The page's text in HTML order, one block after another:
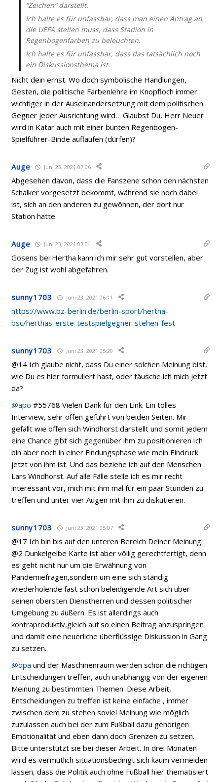
“Zeichen” darstellt.
Ich halte es für unfassbar, dass man einen Antrag an
die UEFA stellen muss, dass Stadion in
Regenbogenfarben zu beleuchten.
Ich halte es für unfassbar, dass das tatsächlich noch
ein Diskussionsthema ist.
Nicht dein ernst. Wo doch symbolische Handlungen,
Gesten, die politische Farbenlehre im Knopfloch immer
wichtiger in der Auseinandersetzung mit dem politischen
Gegner jeder Ausrichtung wird… Glaubst Du, Herr Neuer
wird in Katar auch mit einer bunten Regenbogen-
Spielführer-Binde auflaufen (dürfen)?
Auge Juni 23, 2021 07:06
Abgesehen davon, dass die Fanszene schon den nächsten
Schalker vorgesetzt bekommt, während sie noch dabei
ist, sich an den anderen zu gewöhnen, der dort nur
Station hatte.
Auge Juni 23, 2021 07:04
Gosens bei Hertha kann ich mir sehr gut vorstellen, aber
der Zug ist wohl abgefahren.
sunny1703 Juni 23, 2021 06:11
https://www.bz-berlin.de/berlin-sport/hertha-
bsc/herthas-erste-testspielgegner-stehen-fest
sunny1703 Juni 23, 2021 05:29
@14 Ich glaube nicht, dass Du einer solchen Meinung bist,
wie Du es hier formuliert hast, oder täusche ich mich jetzt
da?
@apo #55768 Vielen Dank für den Link. Ein tolles
Interview, sehr offen geführt von beiden Seiten. Mir
gefällt wie offen sich Windhorst darstellt und somit jedem
eine Chance gibt sich gegenüber ihm zu positionieren.Ich
bin aber noch in einer Findungsphase wie mein Eindruck
jetzt von ihm ist. Und das beziehe ich auf den Menschen
Lars Windhorst. Auf alle Fälle stelle ich es mir recht
interessant vor, mich mit ihm mal für ein paar Stunden zu
treffen und unter vier Augen mit ihm zu diskutieren.
sunny1703 Juni 23, 2021 05:07
@17 Ich bin bis auf den unteren Bereich Deiner Meinung.
@2 Dunkelgelbe Karte ist aber völlig gerechtfertigt, denn
es geht nicht nur um die Erwähnung von
Pandemiefragen,sondern um eine sich ständig
wiederholende fast schon beleidigende Art sich über
seinen obersten Dienstherren und dessen politischer
Umgebung zu äußern. Es ist allerdings auch
kontraproduktiv,gleich auf so einen Beitrag anzuspringen
und damit eine neuerliche überflüssige Diskussion in Gang
zu setzen.
@opa und der Maschinenraum werden schon die richtigen
Entscheidungen treffen, auch unabhängig von der eigenen
Meinung zu bestimmten Themen. Diese Arbeit,
Entscheidungen zu treffen ist keine einfache , immer
zwischen dem zu stehen soviel Meinung wie möglich
zuzulassen auch bei der zum Fußball dazu gehörigen
Emotionalität und eben dann doch Grenzen zu setzen.
Bitte unterstützt sie bei dieser Arbeit. In drei Monaten
wird es vermutlich situationsbedingt sich kaum vermeiden
lassen, dass die Politik auch ohne Fußball hier thematisiert